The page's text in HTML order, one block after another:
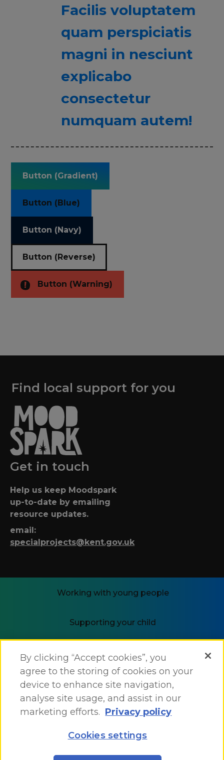
Facilis voluptatem
quam perspiciatis
magni in nesciunt
explicabo
consectetur
numquam autem!
Button (Gradient)
Button (Blue)
Button (Navy)
Button (Reverse)
Button (Warning)
Find local support for you
Get in touch
Help us keep Moodspark
up-to-date by emailing
resource updates.
email:
specialprojects@kent.gov.uk
Working with young people
Supporting your child
i-THRIVE
One
By clicking “Accept cookies”, you
agree to the storing of cookies on your
device to enhance site navigation,
analyse site usage, and assist in our
marketing efforts. Privacy policy
Cookies settings